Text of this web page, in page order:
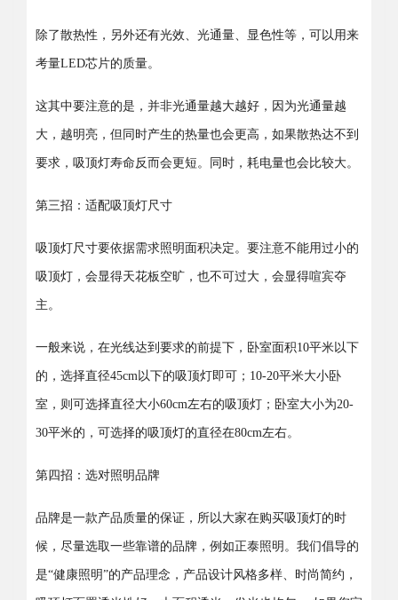
除了散热性，另外还有光效、光通量、显色性等，可以用来
考量LED芯片的质量。
这其中要注意的是，并非光通量越大越好，因为光通量越
大，越明亮，但同时产生的热量也会更高，如果散热达不到
要求，吸顶灯寿命反而会更短。同时，耗电量也会比较大。
第三招：适配吸顶灯尺寸
吸顶灯尺寸要依据需求照明面积决定。要注意不能用过小的
吸顶灯，会显得天花板空旷，也不可过大，会显得喧宾夺
主。
一般来说，在光线达到要求的前提下，卧室面积10平米以下
的，选择直径45cm以下的吸顶灯即可；10-20平米大小卧
室，则可选择直径大小60cm左右的吸顶灯；卧室大小为20-
30平米的，可选择的吸顶灯的直径在80cm左右。
第四招：选对照明品牌
品牌是一款产品质量的保证，所以大家在购买吸顶灯的时
候，尽量选取一些靠谱的品牌，例如正泰照明。我们倡导的
是“健康照明”的产品理念，产品设计风格多样、时尚简约，